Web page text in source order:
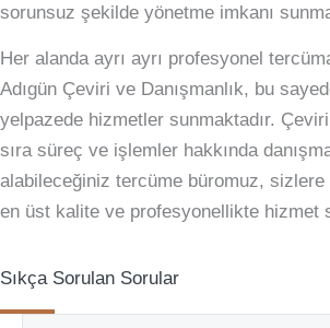
sorunsuz şekilde yönetme imkanı
Her alanda ayrı ayrı profesyonel
Adıgün Çeviri ve Danışmanlık, bu
yelpazede hizmetler sunmaktadır.
sıra süreç ve işlemler hakkında
alabileceğiniz tercüme büromuz,
en üst kalite ve profesyonellikte hizmet
Sıkça Sorulan Sorular